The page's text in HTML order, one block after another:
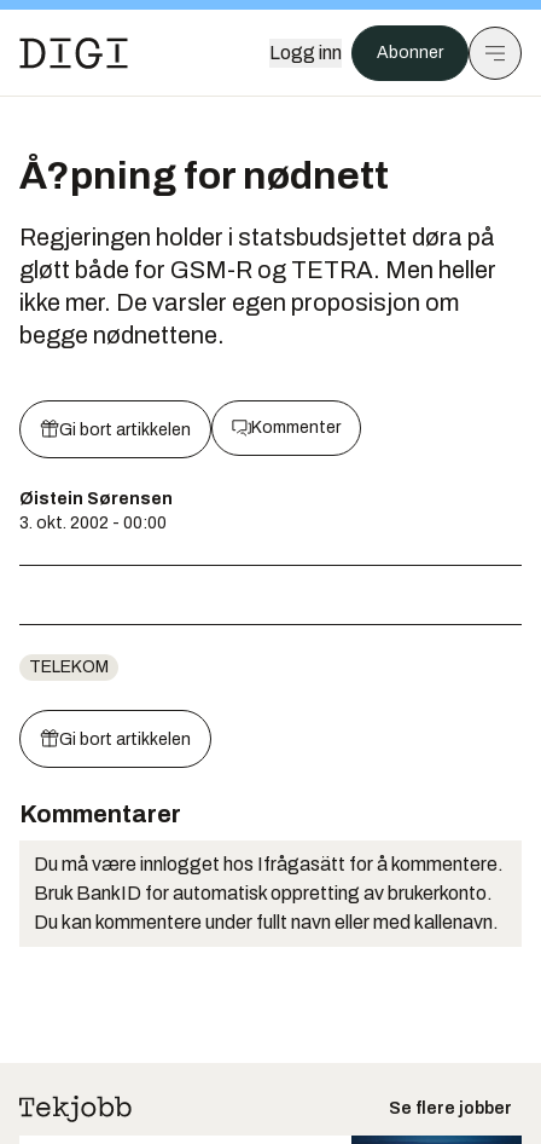
Logg inn Abonner
Å?pning for nødnett
Regjeringen holder i statsbudsjettet døra på
gløtt både for GSM-R og TETRA. Men heller
ikke mer. De varsler egen proposisjon om
begge nødnettene.
Gi bort artikkelen Kommenter
Øistein Sørensen
3. okt. 2002 - 00:00
TELEKOM
Gi bort artikkelen
Kommentarer
Du må være innlogget hos Ifrågasätt for å kommentere.
Bruk BankID for automatisk oppretting av brukerkonto.
Du kan kommentere under fullt navn eller med kallenavn.
Se flere jobber